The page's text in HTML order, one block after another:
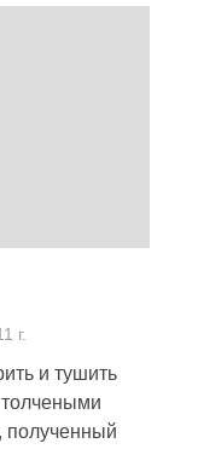
г.
и тушить
полученный